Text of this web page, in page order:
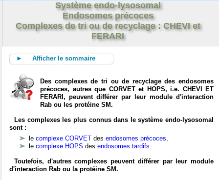
Système endo-lysosomal
Endosomes précoces
Complexes de tri ou de recyclage : CHEVI et
FERARI
► Afficher le sommaire
Des complexes de tri ou de recyclage des endosomes
précoces, autres que CORVET et HOPS, i.e. CHEVI ET
FERARI, peuvent différer par leur module d'interaction
Rab ou les protéine SM.
Les complexes les plus connus dans le système endo-lysosomal
sont :
le complexe CORVET des endosomes précoces,
le complexe HOPS des endosomes tardifs.
Toutefois, d'autres complexes peuvent différer par leur module
d'interaction Rab ou la protéine SM.